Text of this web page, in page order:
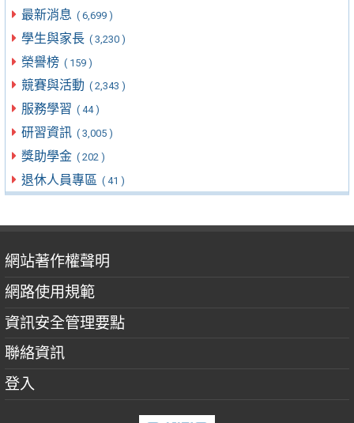
最新消息 ( 6,699 )
學生與家長 ( 3,230 )
榮譽榜 ( 159 )
競賽與活動 ( 2,343 )
服務學習 ( 44 )
研習資訊 ( 3,005 )
獎助學金 ( 202 )
退休人員專區 ( 41 )
網站著作權聲明
網路使用規範
資訊安全管理要點
聯絡資訊
登入